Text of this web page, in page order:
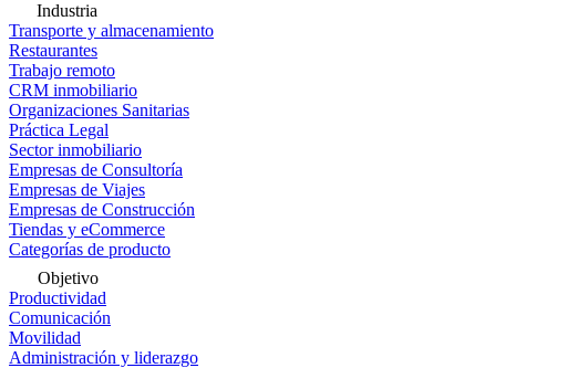
Industria
Transporte y almacenamiento
Restaurantes
Trabajo remoto
CRM inmobiliario
Organizaciones Sanitarias
Práctica Legal
Sector inmobiliario
Empresas de Consultoría
Empresas de Viajes
Empresas de Construcción
Tiendas y eCommerce
Categorías de producto
Objetivo
Productividad
Comunicación
Movilidad
Administración y liderazgo